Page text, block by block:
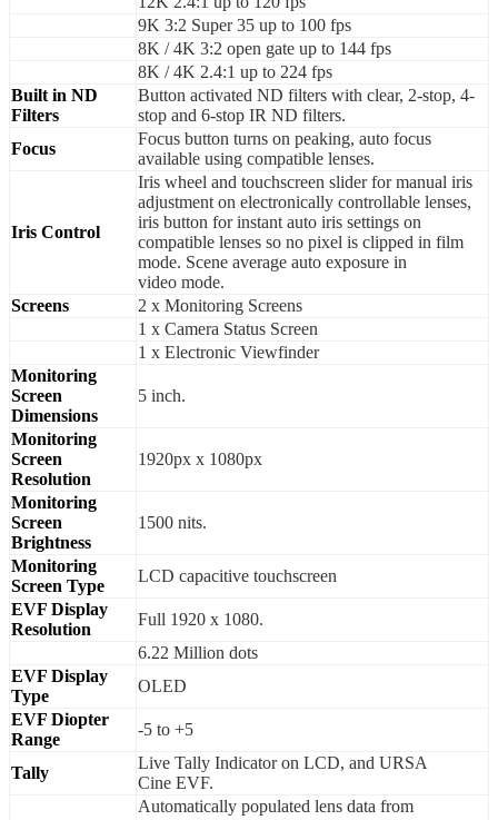
9K 3:2 Super 35 up to 100 fps
8K / 4K 3:2 open gate up to 144 fps
8K / 4K 2.4:1 up to 224 fps
Built in ND
Filters
Button activated ND filters with clear, 2-stop, 4-
stop and 6-stop IR ND filters.
Focus
Focus button turns on peaking, auto focus
available using compatible lenses.
Iris Control
Iris wheel and touchscreen slider for manual iris
adjustment on electronically controllable lenses,
iris button for instant auto iris settings on
compatible lenses so no pixel is clipped in film
mode. Scene average auto exposure in
video mode.
Screens
2 x Monitoring Screens
1 x Camera Status Screen
1 x Electronic Viewfinder
Monitoring
Screen
Dimensions
5 inch.
Monitoring
Screen
Resolution
1920px x 1080px
Monitoring
Screen
Brightness
1500 nits.
Monitoring
Screen Type
LCD capacitive touchscreen
EVF Display
Resolution
Full 1920 x 1080.
6.22 Million dots
EVF Display
Type
OLED
EVF Diopter
Range
-5 to +5
Tally
Live Tally Indicator on LCD, and URSA
Cine EVF.
Automatically populated lens data from